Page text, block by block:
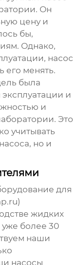
Он
цену и
бы,
Однако,
насос
его менять.
была
и
и
Это
учитывать
но и
для
жидких
уже более 30
наши
насосы